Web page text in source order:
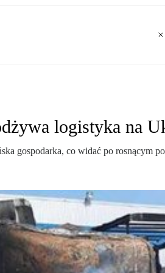
logistyka na
gospodarka, co widać po rosnącym